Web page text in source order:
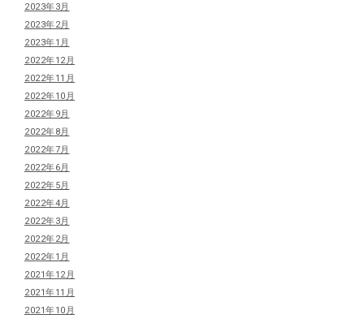
2023年3月
2023年2月
2023年1月
2022年12月
2022年11月
2022年10月
2022年9月
2022年8月
2022年7月
2022年6月
2022年5月
2022年4月
2022年3月
2022年2月
2022年1月
2021年12月
2021年11月
2021年10月